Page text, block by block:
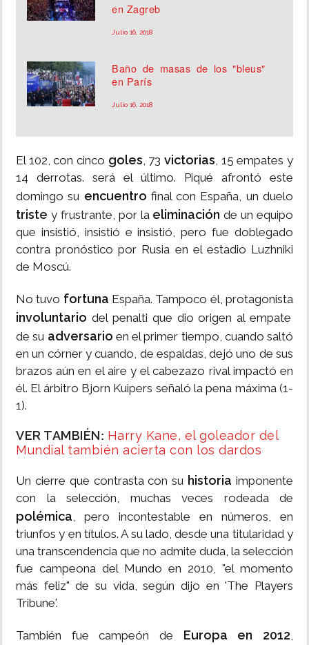
en Zagreb
Julio 16, 2018
Baño de masas de los "bleus"
en París
Julio 16, 2018
El 102, con cinco goles, 73victorias, 15 empates y
14 derrotas. será el último. Piqué afrontó este
domingo su encuentro final con España, un duelo
triste y frustrante, por la eliminación de un equipo
que insistió, insistió e insistió, pero fue doblegado
contra pronóstico por Rusia en el estadio Luzhniki
de Moscú.
No tuvo fortuna España. Tampoco él, protagonista
involuntario del penalti que dio origen al empate
de su adversario en el primer tiempo, cuando saltó
en un córner y cuando, de espaldas, dejó uno de sus
brazos aún en el aire y el cabezazo rival impactó en
él. El árbitro Bjorn Kuipers señaló la pena máxima (1-
1).
VER TAMBIÉN: Harry Kane, el goleador del
Mundial también acierta con los dardos
Un cierre que contrasta con su historiaimponente
con la selección, muchas veces rodeada de
polémica, pero incontestable en números, en
triunfos y en títulos. A su lado, desde una titularidad y
una transcendencia que no admite duda, la selección
fue campeona del Mundo en 2010, "el momento
más feliz" de su vida, según dijo en 'The Players
Tribune'.
También fue campeón de Europa en 2012,